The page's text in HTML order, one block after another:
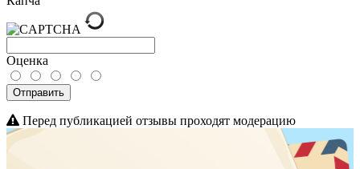
Оценка
Отправить
Перед публикацией отзывы проходят модерацию